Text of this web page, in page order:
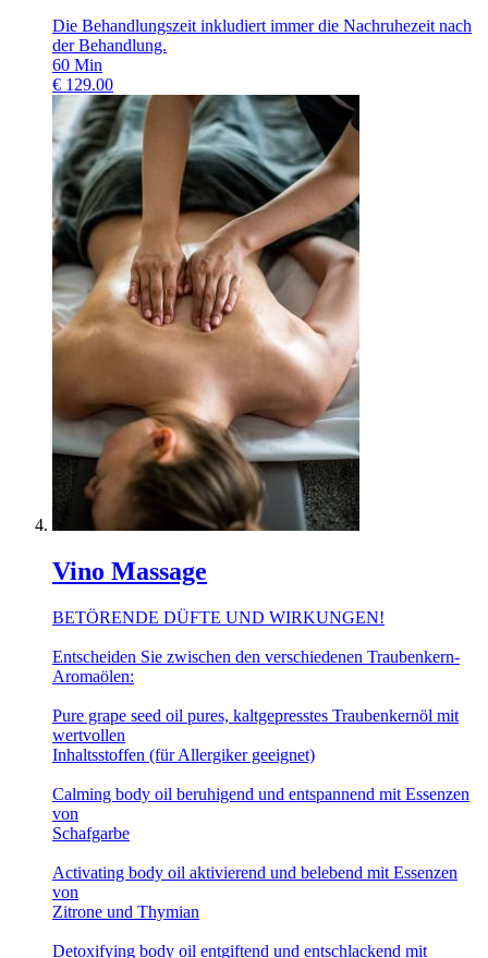
Die Behandlungszeit inkludiert immer die Nachruhezeit nach
der Behandlung.
60 Min
€ 129.00
Vino Massage
BETÖRENDE DÜFTE UND WIRKUNGEN!
Entscheiden Sie zwischen den verschiedenen Traubenkern-
Aromaölen:
Pure grape seed oil pures, kaltgepresstes Traubenkernöl mit
wertvollen
Inhaltsstoffen (für Allergiker geeignet)
Calming body oil beruhigend und entspannend mit Essenzen
von
Schafgarbe
Activating body oil aktivierend und belebend mit Essenzen
von
Zitrone und Thymian
Detoxifying body oil entgiftend und entschlackend mit